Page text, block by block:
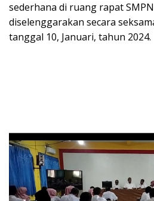
sederhana di ruang rapat
diselenggarakan secara
tanggal 10, Januari, tahun 2024.